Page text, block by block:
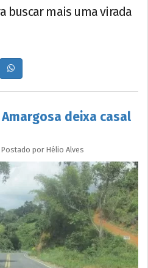
buscar mais uma virada
deixa casal
Postado por Hélio Alves